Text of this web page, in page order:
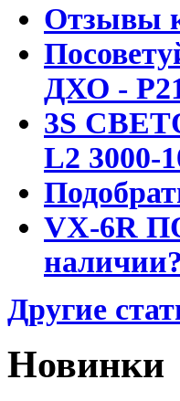
Отзывы
ДХО -
3S
L2 3000-
VX-6R
наличии?
Другие
Новинки